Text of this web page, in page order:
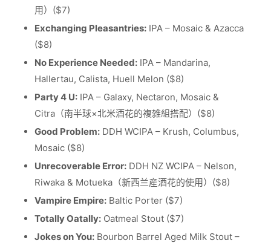
用）($7)
Exchanging Pleasantries: IPA – Mosaic & Azacca
($8)
No Experience Needed: IPA – Mandarina,
Hallertau, Calista, Huell Melon ($8)
Party 4 U: IPA – Galaxy, Nectaron, Mosaic &
Citra（南半球×北米酒花的複雑組搭配）($8)
Good Problem: DDH WCIPA – Krush, Columbus,
Mosaic ($8)
Unrecoverable Error: DDH NZ WCIPA – Nelson,
Riwaka & Motueka（新西兰産酒花的使用）($8)
Vampire Empire: Baltic Porter ($7)
Totally Oatally: Oatmeal Stout ($7)
Jokes on You: Bourbon Barrel Aged Milk Stout –